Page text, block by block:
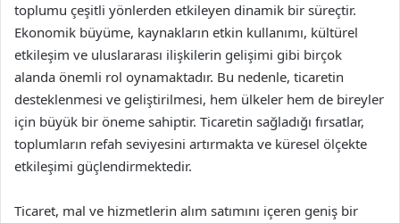
toplumu çeşitli yönlerden etkileyen dinamik bir süreçtir.
Ekonomik büyüme, kaynakların etkin kullanımı, kültürel
etkileşim ve uluslararası ilişkilerin gelişimi gibi birçok
alanda önemli rol oynamaktadır. Bu nedenle, ticaretin
desteklenmesi ve geliştirilmesi, hem ülkeler hem de bireyler
için büyük bir öneme sahiptir. Ticaretin sağladığı fırsatlar,
toplumların refah seviyesini artırmakta ve küresel ölçekte
etkileşimi güçlendirmektedir.
Ticaret, mal ve hizmetlerin alım satımını içeren geniş bir